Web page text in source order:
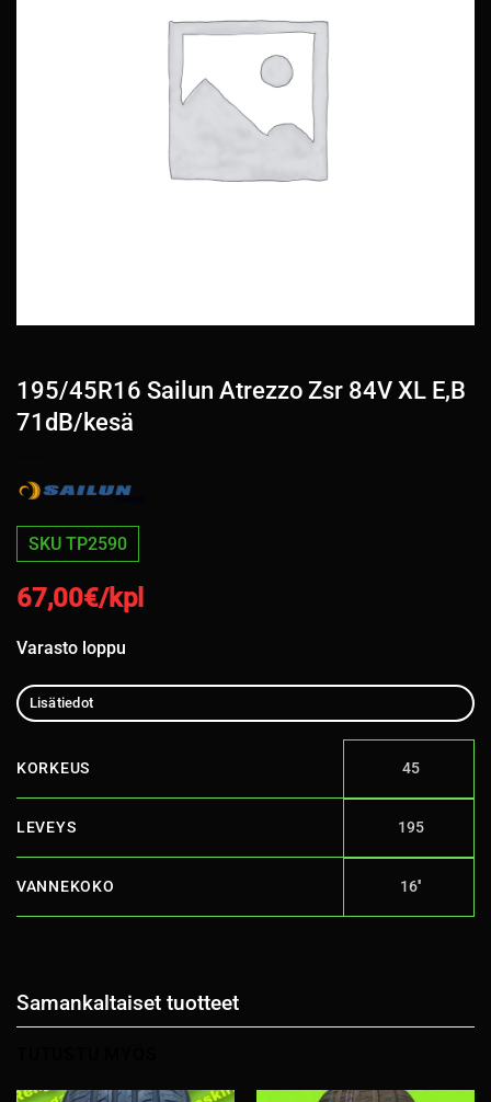
195/45R16 Sailun Atrezzo Zsr 84V XL E,B
71dB/kesä
SKU TP2590
67,00€/kpl
Varasto loppu
Lisätiedot
KORKEUS 45
LEVEYS 195
VANNEKOKO 16''
Samankaltaiset tuotteet